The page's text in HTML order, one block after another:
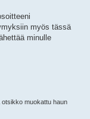
myös tässä
minulle
otsikko muokattu haun